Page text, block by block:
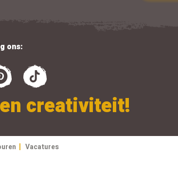
ons:
creativiteit!
| Vacatures